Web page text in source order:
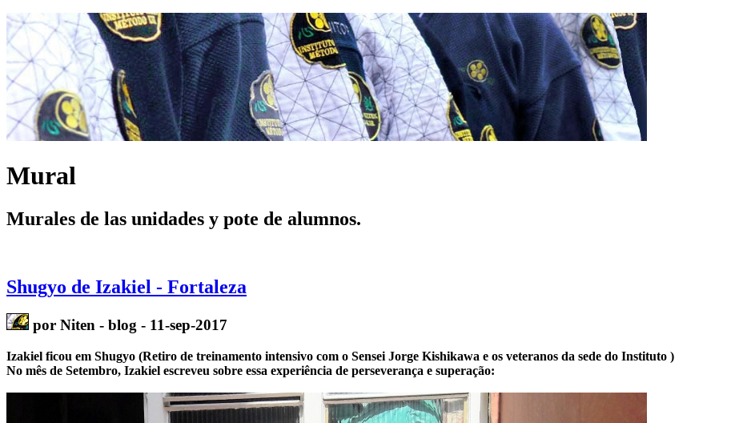
Mural
Murales de las unidades y pote de alumnos.
Shugyo de Izakiel - Fortaleza
por Niten - blog - 11-sep-2017
Izakiel ficou em Shugyo (Retiro de treinamento intensivo com o Sensei Jorge Kishikawa e os veteranos da sede do Instituto )
No mês de Setembro, Izakiel escreveu sobre essa experiência de perseverança e superação: